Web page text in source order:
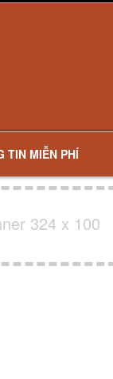
TIN MIỄN PHÍ
324 x 100